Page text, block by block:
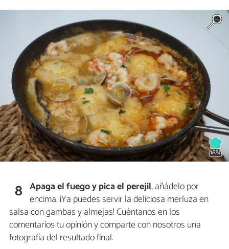
8 Apaga el fuego y pica el perejil, añádelo por
encima. ¡Ya puedes servir la deliciosa merluza en
salsa con gambas y almejas! Cuéntanos en los
comentarios tu opinión y comparte con nosotros una
fotografía del resultado final.